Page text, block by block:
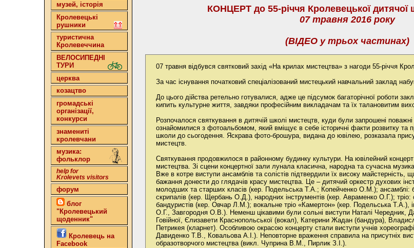
музей, історія
Кролевецькі
рушники
туристична
Кролевеччина
ВЕЛОСИПЕДНІ
ТУРИ
церква
козацтво
громадські
організації,
конкурси
знамениті
кролевчани
музика:
фольклор
help for
Krolevets visitors
форум
блог
"Кролевецький
щоденник"
Кролевець на
Facebook
КОНЦЕРТ до 55-річчя Кролевецької дитячої
07 травня 2016 року
(ВІДЕО у трьох частинах)
07 травня відбувся святковий захід «На крилах мистецтва» з нагоди 55-річчя
За час існування початковий спеціалізований мистецький навчальний заклад набув
До цього дійства ретельно готувалися, адже це підсумок багаторічної роботи
кипить культурне життя, завдяки професійним викладачам та їх талановитим
Розпочалося святкування в дитячій школі мистецтв, куди були запрошені поважні
ознайомилися з фотоальбомом, який вміщує в себе історичні факти розвитку та
школи до сьогодення. Яскрава фото-брошура, видана до ювілею, розказала
мистецтв.
Святкування продовжилося в районному будинку культури. На ювілейний
мистецтва. Зі сцени концертної зали лунала класична, народна та сучасна
Вже в котре виступи ансамблів та солістів підтвердили їх високу майстерність,
бажання донести до глядачів красу мистецтва. Це – дитячий оркестр духових
молодших та старших класів (кер. Подельська Т.А.; Копейченко О.М.); ансамблі:
скрипалів (кер. Щербань О.Д.), народних інструментів (кер. Авраменко О.Г.); тріо:
бандуристів (кер. Овчар Л.М.); вокальне тріо «Камертон» (кер. Подельська Т.А.),
О.Г., Завгородня О.В.). Неменш цікавими були сольні виступи Наталі Чередник,
Говійної, Єлизавети Краснопольської (вокал), Катерини Жадан (бандура),
Петрикея (кларнет). Особливою окрасою концерту стали виступи учнів
Давиденко Т.В., Ковальова А.І.). Неповторне враження справила на присутніх
образотворчого мистецтва (викл. Чуприна В.М., Пирлик З.І.).